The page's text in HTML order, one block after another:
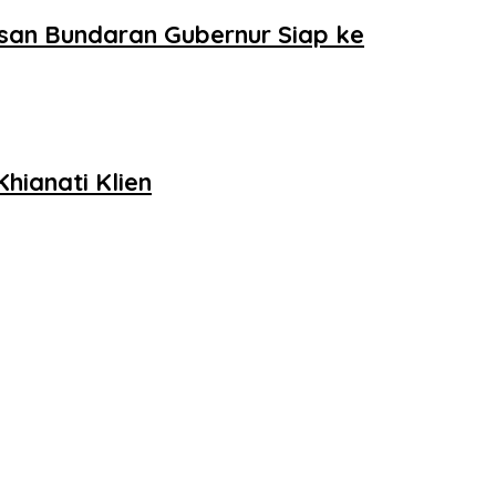
Bundaran Gubernur Siap ke
Klien